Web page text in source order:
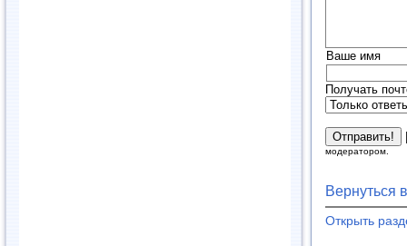
Ваше имя
Получать
модератором.
Вернуться
Открыть